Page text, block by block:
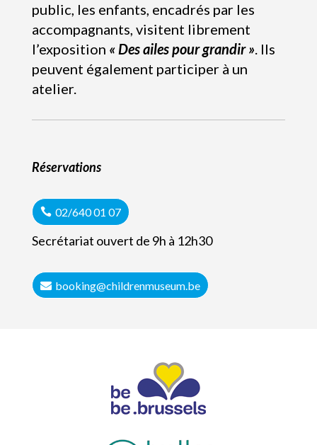
public, les enfants, encadrés par les
accompagnants, visitent librement
l’exposition « Des ailes pour grandir ». Ils
peuvent également participer à un
atelier.
Réservations
02/640 01 07
Secrétariat ouvert de 9h à 12h30
booking@childrenmuseum.be